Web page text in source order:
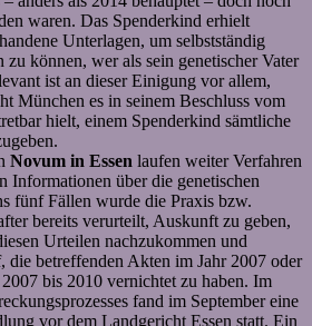
waren. Das Spenderkind erhielt
Unterlagen, um selbstständig
zu können, wer als sein genetischer Vater
ist an dieser Einigung vor allem,
München es in seinem Beschluss vom
hielt, einem Spenderkind sämtliche
Novum in Essen laufen weiter Verfahren
Informationen über die genetischen
fünf Fällen wurde die Praxis bzw.
bereits verurteilt, Auskunft zu geben,
Urteilen nachzukommen und
die betreffenden Akten im Jahr 2007 oder
bis 2010 vernichtet zu haben. Im
fand im September eine
vor dem Landgericht Essen statt. Ein